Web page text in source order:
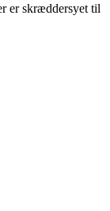
er skræddersyet til